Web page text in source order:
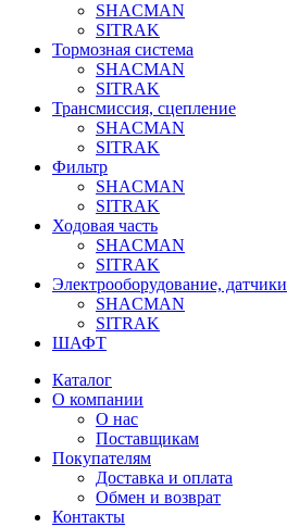
SHACMAN
SITRAK
Тормозная система
SHACMAN
SITRAK
Трансмиссия, сцепление
SHACMAN
SITRAK
Фильтр
SHACMAN
SITRAK
Ходовая часть
SHACMAN
SITRAK
Электрооборудование, датчики
SHACMAN
SITRAK
ШАФТ
Каталог
О компании
О нас
Поставщикам
Покупателям
Доставка и оплата
Обмен и возврат
Контакты